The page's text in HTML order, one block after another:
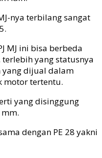
nya terbilang sangat
MJ ini bisa berbeda
yang statusnya
dijual dalam
motor tertentu.
yang disinggung
dengan PE 28 yakni